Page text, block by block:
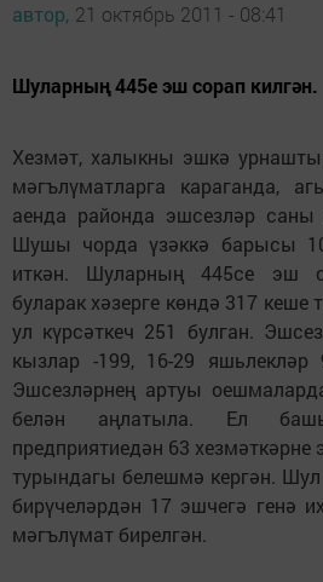
автор, 21 октябрь 2011 - 08:41
Шуларның 445е эш сорап килгән.
Хезмәт, халыкны эшкә
мәгълүматларга караганда,
аенда районда эшсезләр саны
Шушы чорда үзәккә барысы
иткән. Шуларның 445се эш
буларак хәзерге көндә 317
ул күрсәткеч 251 булган.
кызлар -199, 16-29
Эшсезләрнең артуы
белән аңлатыла. Ел
предприятиедән 63 хезмәткәрне
турындагы белешмә кергән.
бирүчеләрдән 17 эшчегә генә
мәгълүмат бирелгән.